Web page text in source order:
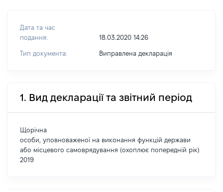
Дата та час
подання:
18.03.2020 14:26
Тип документа: Виправлена декларація
1. Вид декларації та звітний період
Щорічна
особи, уповноваженої на виконання функцій держави
або місцевого самоврядування (охоплює попередній рік)
2019